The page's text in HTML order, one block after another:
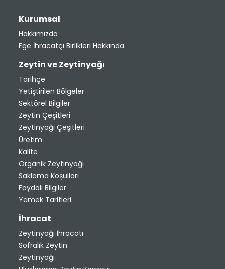
Kurumsal
Hakkımızda
Ege İhracatçı Birlikleri Hakkında
Zeytin ve Zeytinyağı
Tarihçe
Yetiştirilen Bölgeler
Sektörel Bilgiler
Zeytin Çeşitleri
Zeytinyağı Çeşitleri
Üretim
Kalite
Organik Zeytinyağı
Saklama Koşulları
Faydalı Bilgiler
Yemek Tarifleri
İhracat
Zeytinyağı İhracatı
Sofralık Zeytin
Zeytinyağı